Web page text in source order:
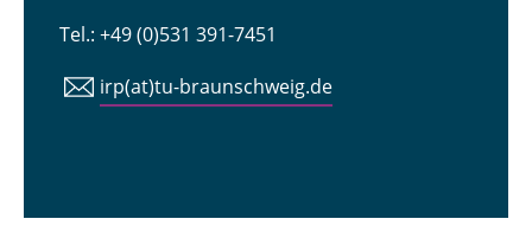
Tel.: +49 (0)531 391-7451
irp(at)tu-braunschweig.de